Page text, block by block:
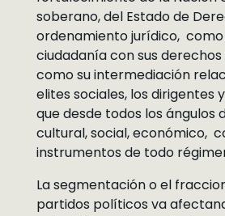
soberano, del Estado de
ordenamiento jurídico, como
ciudadanía con sus
como su intermediación
elites sociales, los dirigentes
que desde todos los ángulos
cultural, social, económico,
instrumentos de todo
La segmentación o el
partidos políticos va